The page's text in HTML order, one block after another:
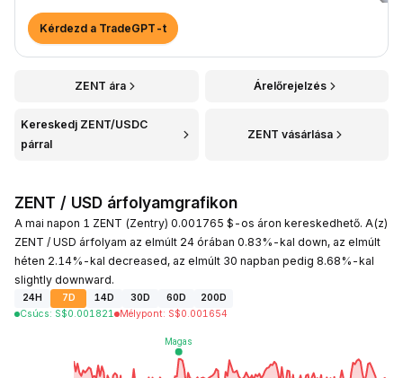
Kérdezd a TradeGPT-t
ZENT ára Árelőrejelzés
Kereskedj ZENT/USDC
párral
ZENT vásárlása
ZENT / USD árfolyamgrafikon
A mai napon 1 ZENT (Zentry) 0.001765 $-os áron kereskedhető. A(z)
ZENT / USD árfolyam az elmúlt 24 órában 0.83%-kal down, az elmúlt
héten 2.14%-kal decreased, az elmúlt 30 napban pedig 8.68%-kal
slightly downward.
24H 7D 14D 30D 60D
200D
Csúcs: S$0.001821 Mélypont: S$0.001654